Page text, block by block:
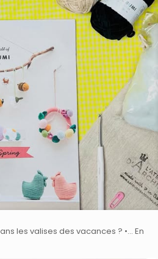
les valises des vacances ? •… En